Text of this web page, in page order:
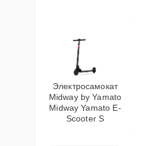
Электросамокат
Midway by Yamato
Midway Yamato E-
Scooter S